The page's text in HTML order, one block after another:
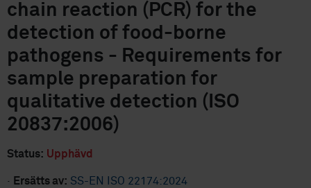
chain reaction (PCR) for the
detection of food-borne
pathogens - Requirements for
sample preparation for
qualitative detection (ISO
20837:2006)
Status: Upphävd
· Ersätts av: SS-EN ISO 22174:2024